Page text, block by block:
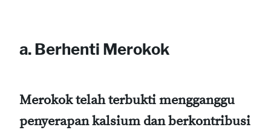
a. Berhenti Merokok
Merokok telah terbukti mengganggu
penyerapan kalsium dan berkontribusi